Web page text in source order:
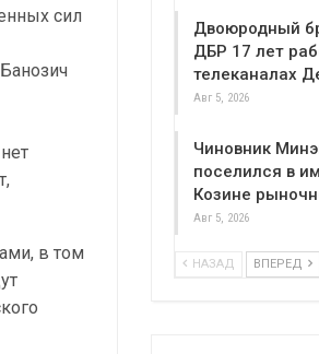
сил
в том
Двоюродный
ДБР 17 лет
телеканалах
Авг 5, 2026
Чиновник
поселился в
Козине
Авг 5, 2026
НАЗАД ВПЕРЕД